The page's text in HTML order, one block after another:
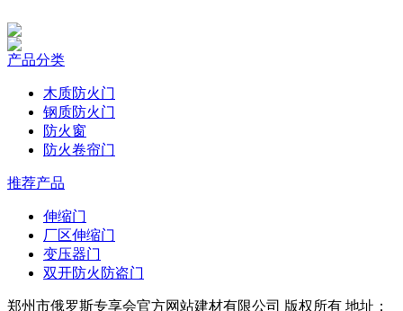
产品分类
木质防火门
钢质防火门
防火窗
防火卷帘门
推荐产品
伸缩门
厂区伸缩门
变压器门
双开防火防盗门
郑州市俄罗斯专享会官方网站建材有限公司 版权所有 地址：